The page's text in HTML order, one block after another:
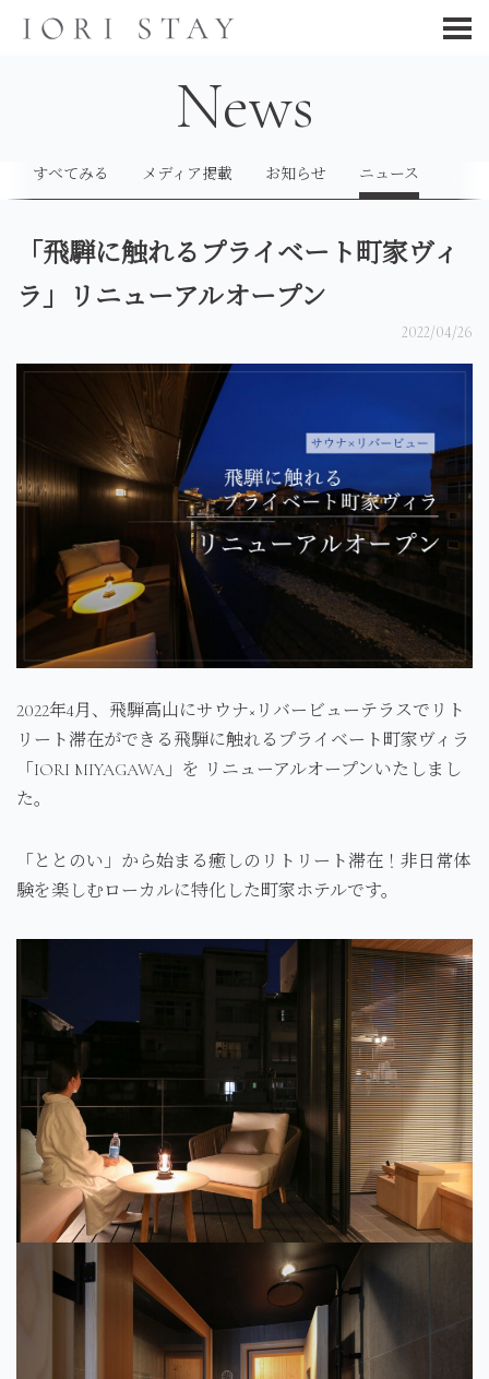
News
すべてみる メディア掲載 お知らせ ニュース
「飛騨に触れるプライベート町家ヴィ
ラ」リニューアルオープン
2022/04/26
2022年4月、飛騨高山にサウナ×リバービューテラスでリト
リート滞在ができる飛騨に触れるプライベート町家ヴィラ
「IORI MIYAGAWA」を リニューアルオープンいたしまし
た。
「ととのい」から始まる癒しのリトリート滞在！非日常体
験を楽しむローカルに特化した町家ホテルです。